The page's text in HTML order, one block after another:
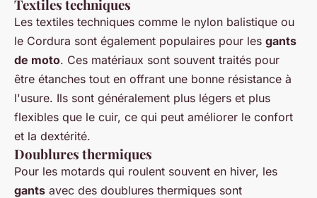
Textiles techniques
Les textiles techniques comme le nylon balistique ou
le Cordura sont également populaires pour les gants
de moto. Ces matériaux sont souvent traités pour
être étanches tout en offrant une bonne résistance à
l'usure. Ils sont généralement plus légers et plus
flexibles que le cuir, ce qui peut améliorer le confort
et la dextérité.
Doublures thermiques
Pour les motards qui roulent souvent en hiver, les
gants avec des doublures thermiques sont